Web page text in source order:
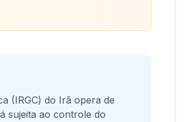
(IRGC) do Irã opera de
sujeita ao controle do